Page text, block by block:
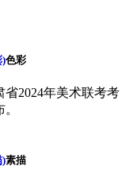
)色彩
省2024年美术联考考
)素描